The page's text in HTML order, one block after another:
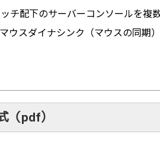
チ配下のサーバーコンソールを複
ウスダイナシンク（マウスの同期
（pdf）